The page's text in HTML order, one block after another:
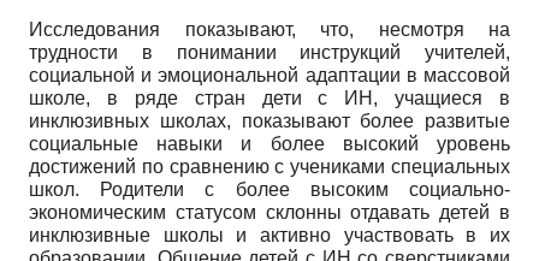
Исследования показывают, что, несмотря на
трудности в понимании инструкций учителей,
социальной и эмоциональной адаптации в массовой
школе, в ряде стран дети с ИН, учащиеся в
инклюзивных школах, показывают более развитые
социальные навыки и более высокий уровень
достижений по сравнению с учениками специальных
школ. Родители с более высоким социально-
экономическим статусом склонны отдавать детей в
инклюзивные школы и активно участвовать в их